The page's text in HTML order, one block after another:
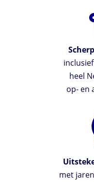
heel
op- en
met